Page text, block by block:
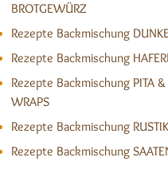
BROTGEWÜRZ
Rezepte Backmischung
Rezepte Backmischung
Rezepte Backmischung PITA &
WRAPS
Rezepte Backmischung
Rezepte Backmischung